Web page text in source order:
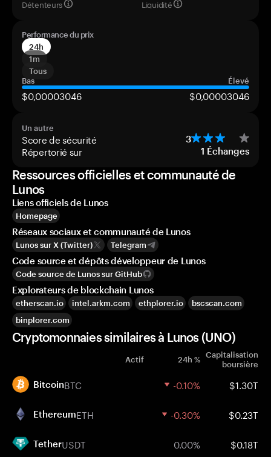
Détenteurs
Liquidité
Performance du prix
24h
1m
Tous
Bas
Élevé
$0,00003046 $0,00003046
Un autre
Score de sécurité 3
Répertorié sur 1 Échanges
Ressources officielles et communauté de
Lunos
Liens officiels de Lunos
Homepage
Réseaux sociaux et communauté de Lunos
Lunos sur X (Twitter) Telegram
Code source et dépôts développeur de Lunos
Code source de Lunos sur GitHub
Explorateurs de blockchain Lunos
etherscan.io intel.arkm.com ethplorer.io
bscscan.com
binplorer.com
Cryptomonnaies similaires à Lunos (UNO)
Actif 24h % Capitalisation
boursière
BitcoinBTC -0.10% $1.30T
EthereumETH -0.30% $0.23T
TetherUSDT 0.00% $0.18T